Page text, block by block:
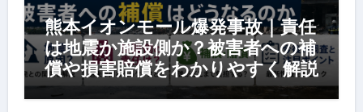
熊本イオンモール爆発事故｜責任
は地震か施設側か？被害者への補
償や損害賠償をわかりやすく解説